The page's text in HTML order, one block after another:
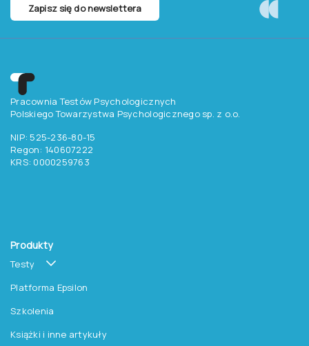
Zapisz się do newslettera
Pracownia Testów Psychologicznych
Polskiego Towarzystwa Psychologicznego sp. z o.o.
NIP: 525-236-80-15
Regon: 140607222
KRS: 0000259763
Produkty
Testy
Platforma Epsilon
Szkolenia
Książki i inne artykuły